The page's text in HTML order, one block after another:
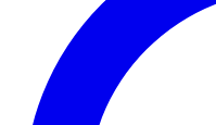
Subwoofer attivo Devine Onyx
Diffusore Bass-Reflex
risposta in frequenza: 35 Hz -